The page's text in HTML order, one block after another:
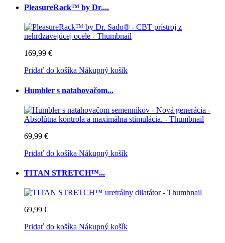
PleasureRack™ by Dr....
169,99 €
Pridať do košíka Nákupný košík
Humbler s natahovačom...
69,99 €
Pridať do košíka Nákupný košík
TITAN STRETCH™...
69,99 €
Pridať do košíka Nákupný košík